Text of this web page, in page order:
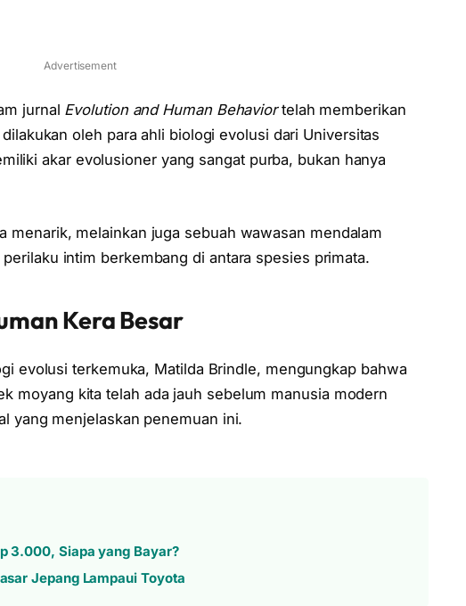
Advertisement
jurnal Evolution and Human Behaviortelah memberikan
oleh para ahli biologi evolusi dari Universitas
akar evolusioner yang sangat purba, bukan hanya
menarik, melainkan juga sebuah wawasan mendalam
intim berkembang di antara spesies primata.
Kera Besar
evolusi terkemuka, Matilda Brindle, mengungkap bahwa
moyang kita telah ada jauh sebelum manusia modern
yang menjelaskan penemuan ini.
3.000, Siapa yang Bayar?
Jepang Lampaui Toyota